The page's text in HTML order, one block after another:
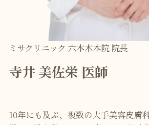
ミサクリニック 六本木本院 院長
寺井 美佐栄 医師
10年にも及ぶ、複数の大手美容皮膚